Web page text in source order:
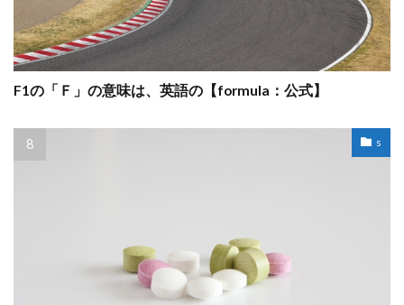
F1の「Ｆ」の意味は、英語の【formula：公式】
s